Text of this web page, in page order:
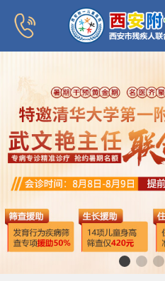
新闻中心
专家团队
科室导航
行为发育科
小儿内分泌科